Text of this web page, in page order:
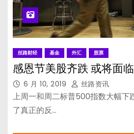
丝路财经 基金 外汇 股票
感恩节美股齐跌 或将面
6 月 10, 2019 丝路资讯
上周一和周二标普500指数大幅下
了真正的反…